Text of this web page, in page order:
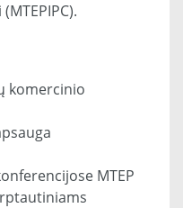
komercinio
MTEP